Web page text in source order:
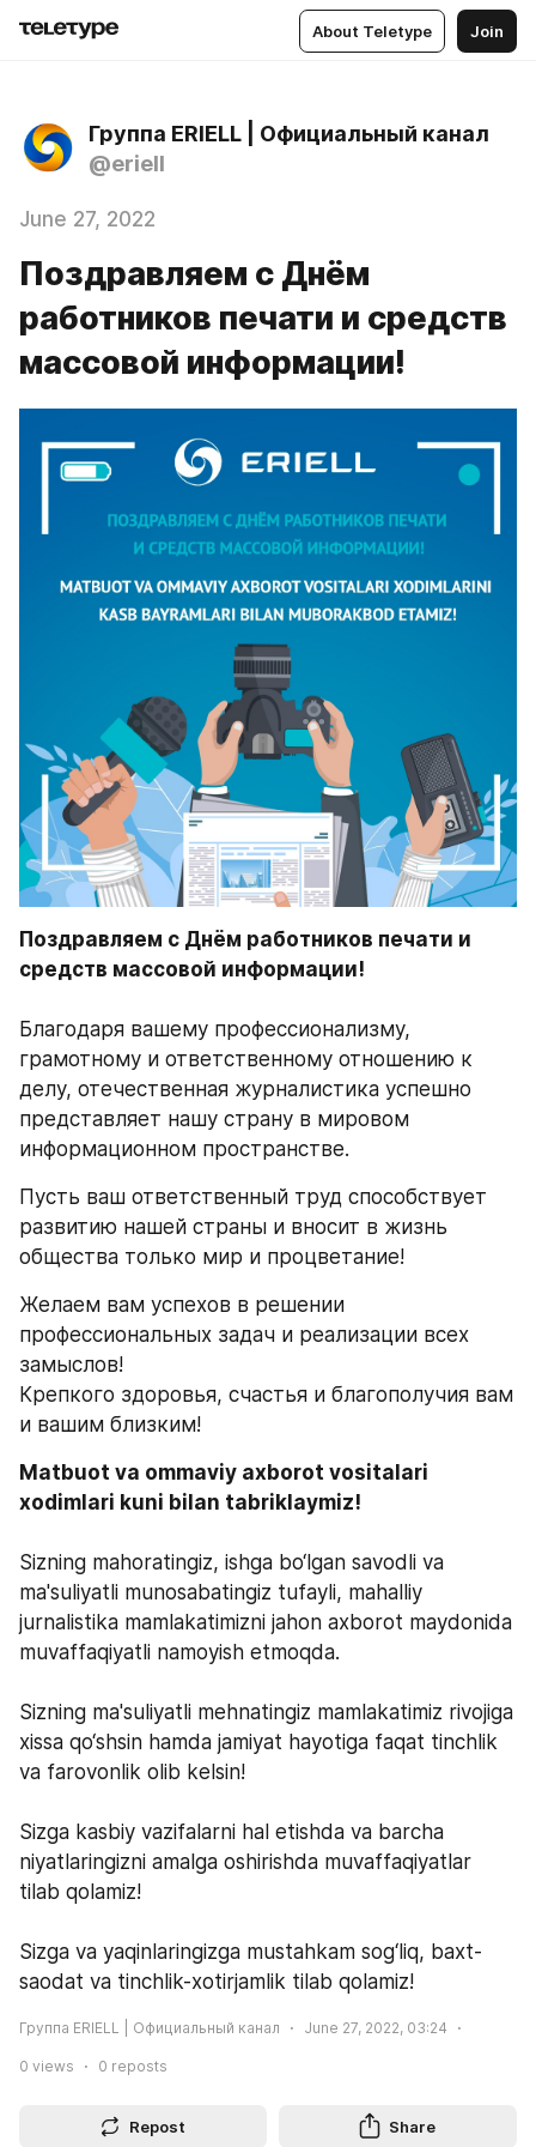
About Teletype Join
Группа ERIELL | Официальный канал
@eriell
June 27, 2022
Поздравляем с Днём
работников печати и средств
массовой информации!
Поздравляем с Днём работников печати и
средств массовой информации!
Благодаря вашему профессионализму,
грамотному и ответственному отношению к
делу, отечественная журналистика успешно
представляет нашу страну в мировом
информационном пространстве.
Пусть ваш ответственный труд способствует
развитию нашей страны и вносит в жизнь
общества только мир и процветание!
Желаем вам успехов в решении
профессиональных задач и реализации всех
замыслов!
Крепкого здоровья, счастья и благополучия вам
и вашим близким!
Matbuot va ommaviy axborot vositalari
xodimlari kuni bilan tabriklaymiz!
Sizning mahoratingiz, ishga bo‘lgan savodli va
ma'suliyatli munosabatingiz tufayli, mahalliy
jurnalistika mamlakatimizni jahon axborot maydonida
muvaffaqiyatli namoyish etmoqda.
Sizning ma'suliyatli mehnatingiz mamlakatimiz rivojiga
xissa qo‘shsin hamda jamiyat hayotiga faqat tinchlik
va farovonlik olib kelsin!
Sizga kasbiy vazifalarni hal etishda va barcha
niyatlaringizni amalga oshirishda muvaffaqiyatlar
tilab qolamiz!
Sizga va yaqinlaringizga mustahkam sog‘liq, baxt-
saodat va tinchlik-xotirjamlik tilab qolamiz!
Группа ERIELL | Официальный канал June 27, 2022, 03:24
0 views 0 reposts
Repost Share